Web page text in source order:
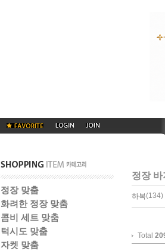
정장 맞춤
화려한 정장 맞춤
콤비 세트 맞춤
턱시도 맞춤
자켓 맞춤
정장
하복(134) |
Total